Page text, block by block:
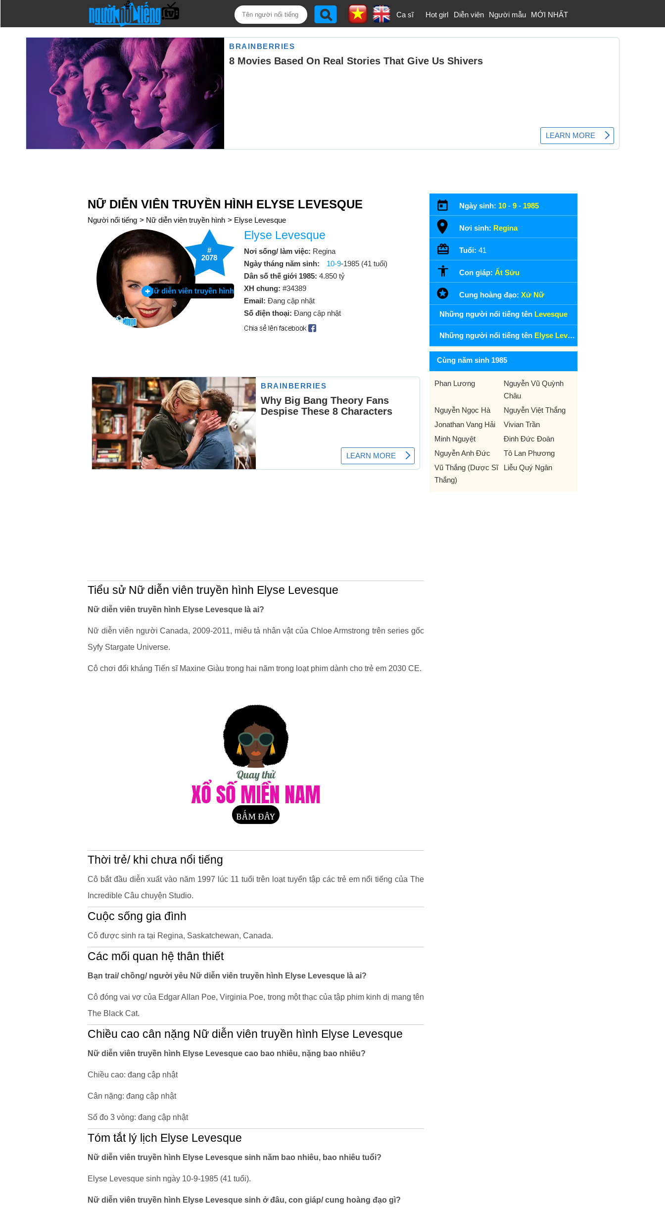
Ca sĩ Hot girl Diễn viên Người mẫu MỚI NHẤT
NỮ DIỄN VIÊN TRUYỀN HÌNH ELYSE LEVESQUE
Người nổi tiếng > Nữ diễn viên truyền hình > Elyse Levesque
#
2078
Nữ diễn viên truyền hình
Elyse Levesque
Nơi sống/ làm việc: Regina
Ngày tháng năm sinh:
10-9-1985 (41 tuổi)
Dân số thế giới 1985: 4.850 tỷ
XH chung: #34389
Email: Đang cập nhật
Số điện thoại: Đang cập nhật
Tiểu sử Nữ diễn viên truyền hình Elyse Levesque
Nữ diễn viên truyền hình Elyse Levesque là ai?
Nữ diễn viên người Canada, 2009-2011, miêu tả nhân vật của Chloe Armstrong trên series gốc
Syfy Stargate Universe.
Cô chơi đối kháng Tiến sĩ Maxine Giàu trong hai năm trong loạt phim dành cho trẻ em 2030 CE.
Thời trẻ/ khi chưa nổi tiếng
Cô bắt đầu diễn xuất vào năm 1997 lúc 11 tuổi trên loạt tuyển tập các trẻ em nổi tiếng của The
Incredible Câu chuyện Studio.
Cuộc sống gia đình
Cô được sinh ra tại Regina, Saskatchewan, Canada.
Các mối quan hệ thân thiết
Bạn trai/ chồng/ người yêu Nữ diễn viên truyền hình Elyse Levesque là ai?
Cô đóng vai vợ của Edgar Allan Poe, Virginia Poe, trong một thạc của tập phim kinh dị mang tên
The Black Cat.
Chiều cao cân nặng Nữ diễn viên truyền hình Elyse Levesque
Nữ diễn viên truyền hình Elyse Levesque cao bao nhiêu, nặng bao nhiêu?
Chiều cao: đang cập nhật
Cân nặng: đang cập nhật
Số đo 3 vòng: đang cập nhật
Tóm tắt lý lịch Elyse Levesque
Nữ diễn viên truyền hình Elyse Levesque sinh năm bao nhiêu, bao nhiêu tuổi?
Elyse Levesque sinh ngày 10-9-1985 (41 tuổi).
Nữ diễn viên truyền hình Elyse Levesque sinh ở đâu, con giáp/ cung hoàng đạo gì?
Ngày sinh: 10 - 9 - 1985
Nơi sinh: Regina
Tuổi: 41
Con giáp: Ất Sửu
Cung hoàng đạo: Xử Nữ
Những người nổi tiếng tên Levesque
Những người nổi tiếng tên Elyse Levesque
Cùng năm sinh 1985
Phan Lương
Nguyễn Vũ Quỳnh
Châu
Nguyễn Ngọc Hà
Nguyễn Việt Thắng
Jonathan Vang Hải
Vivian Trần
Minh Nguyệt
Đinh Đức Đoàn
Nguyễn Anh Đức
Tô Lan Phương
Vũ Thắng (Dược Sĩ
Thắng)
Liễu Quý Ngân